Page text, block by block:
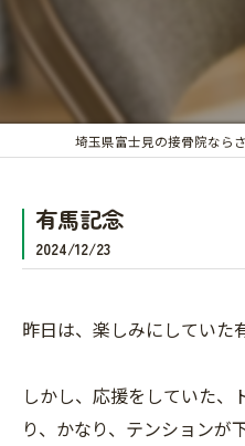
埼玉県富士見の接骨院なら
有馬記念
2024/12/23
昨日は、楽しみにしていた
しかし、応援をしていた、
り、かなり、テンションが